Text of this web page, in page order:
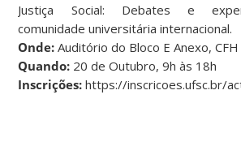
Justiça Social: Debates e
comunidade universitária internacional.
Onde: Auditório do Bloco E Anexo, CFH
Quando: 20 de Outubro, 9h às 18h
Inscrições: https://inscricoes.ufsc.br/